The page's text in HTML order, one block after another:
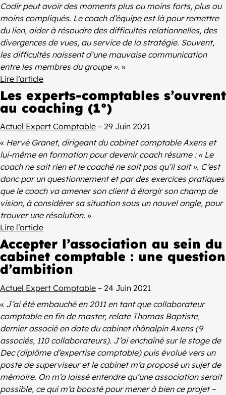
Codir peut avoir des moments plus ou moins forts, plus ou
moins compliqués. Le coach d’équipe est là pour remettre
du lien, aider à résoudre des difficultés relationnelles, des
divergences de vues, au service de la stratégie. Souvent,
les difficultés naissent d’une mauvaise communication
entre les membres du groupe ». »
Lire l’article
Les experts-comptables s’ouvrent
au coaching (1°)
Actuel Expert Comptable – 29 Juin 2021
« Hervé Granet, dirigeant du cabinet comptable Axens et
lui-même en formation pour devenir coach résume : « Le
coach ne sait rien et le coaché ne sait pas qu’il sait ». C’est
donc par un questionnement et par des exercices pratiques
que le coach va amener son client à élargir son champ de
vision, à considérer sa situation sous un nouvel angle, pour
trouver une résolution. »
Lire l’article
Accepter l’association au sein du
cabinet comptable : une question
d’ambition
Actuel Expert Comptable – 24 Juin 2021
« J’ai été embauché en 2011 en tant que collaborateur
comptable en fin de master, relate Thomas Baptiste,
dernier associé en date du cabinet rhônalpin Axens (9
associés, 110 collaborateurs). J’ai enchaîné sur le stage de
Dec (diplôme d’expertise comptable) puis évolué vers un
poste de superviseur et le cabinet m’a proposé un sujet de
mémoire. On m’a laissé entendre qu’une association serait
possible, ce qui m’a boosté pour mener à bien ce projet –